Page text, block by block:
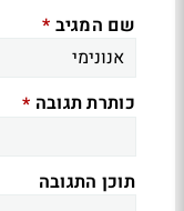
שם המגיב *
כותרת תגובה *
תוכן התגובה